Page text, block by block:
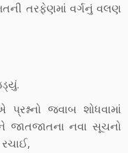
તરફેણમાં વર્ગનું વલણ
જવાબ શોધવામાં
જાતજાતના નવા સૂચનો